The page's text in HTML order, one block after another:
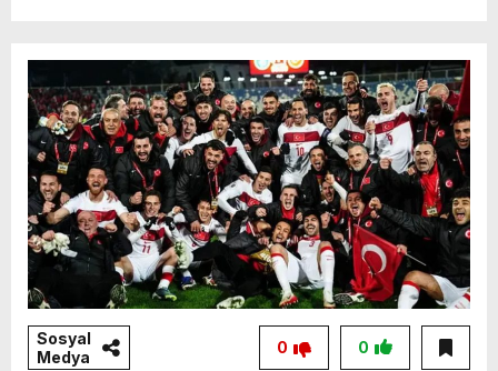
Sosyal
Medya
0
0